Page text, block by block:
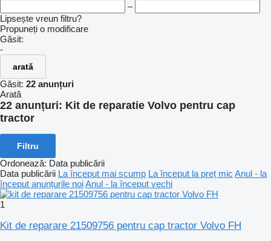
–
Lipsește vreun filtru?
Propuneți o modificare
Găsit:
-
arată
Găsit: 22 anunțuri
Arată
22 anunțuri: Kit de reparatie Volvo pentru cap
tractor
Filtru
Ordonează: Data publicării
Data publicării La început mai scump La început la preț mic Anul - la
început anunțurile noiAnul - la început vechi
1
Kit de reparare 21509756 pentru cap tractor Volvo FH